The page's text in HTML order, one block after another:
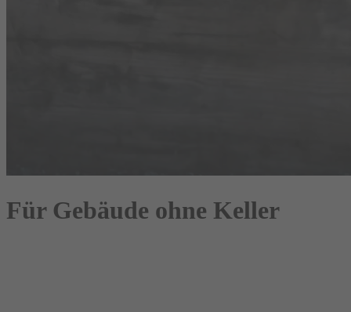
Für Gebäude ohne Keller